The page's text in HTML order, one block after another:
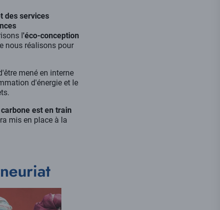
des services
l 'éco-conception
nous réalisons pour
mené en interne
d'énergie et le
carbone est en train
mis en place à la